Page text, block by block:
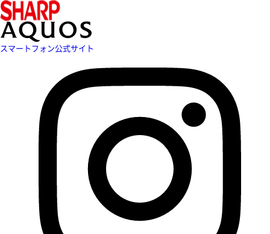
スマートフォン公式サイト